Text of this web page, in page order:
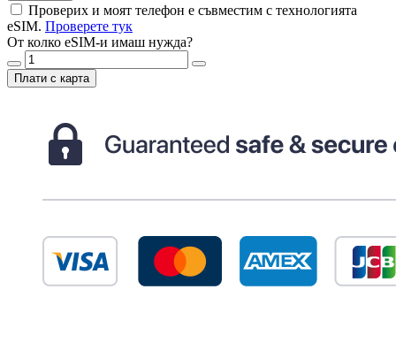
Проверих и моят телефон е съвместим с технологията
eSIM. Проверете тук
От колко eSIM-и имаш нужда?
Плати с карта